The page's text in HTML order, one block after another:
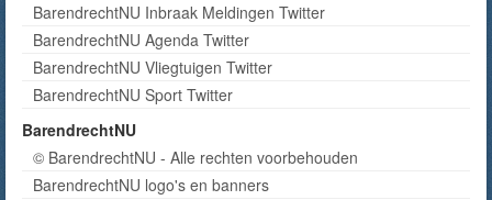
BarendrechtNU Inbraak Meldingen Twitter
BarendrechtNU Agenda Twitter
BarendrechtNU Vliegtuigen Twitter
BarendrechtNU Sport Twitter
BarendrechtNU
© BarendrechtNU - Alle rechten voorbehouden
BarendrechtNU logo's en banners